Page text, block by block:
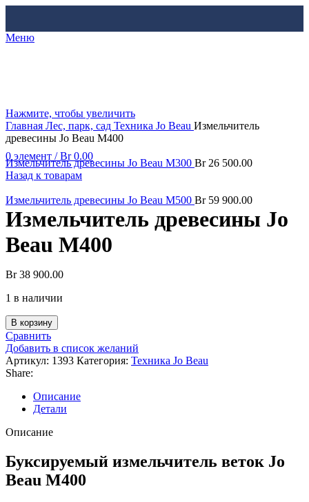
Меню
0 элемент / Br0.00
Нажмите, чтобы увеличить
Главная Лес, парк, сад Техника Jo Beau Измельчитель
древесины Jo Beau M400
Измельчитель древесины Jo Beau M300 Br26 500.00
Назад к товарам
Измельчитель древесины Jo Beau M500 Br59 900.00
Измельчитель древесины Jo
Beau M400
Br38 900.00
1 в наличии
В корзину
Сравнить
Добавить в список желаний
Артикул: 1393 Категория: Техника Jo Beau
Share:
Описание
Детали
Описание
Буксируемый измельчитель веток Jo
Beau M400